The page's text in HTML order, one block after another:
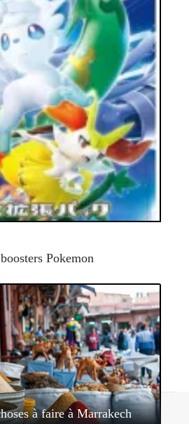
Pokemon
à faire à Marrakech
légales Sitemap